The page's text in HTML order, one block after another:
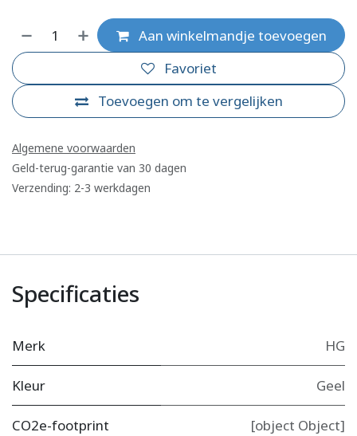
Aan winkelmandje toevoegen
Toevoegen om te vergelijken
Favoriet
Algemene voorwaarden
Geld-terug-garantie van 30 dagen
Verzending: 2-3 werkdagen
Specificaties
Merk HG
Kleur Geel
CO2e-footprint [object Object]